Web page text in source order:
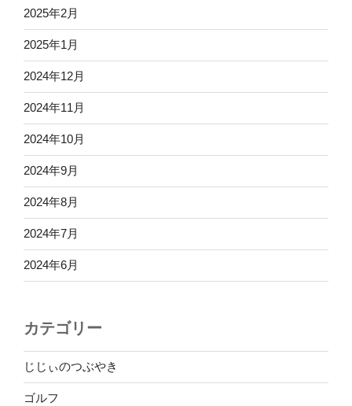
2025年2月
2025年1月
2024年12月
2024年11月
2024年10月
2024年9月
2024年8月
2024年7月
2024年6月
カテゴリー
じじぃのつぶやき
ゴルフ